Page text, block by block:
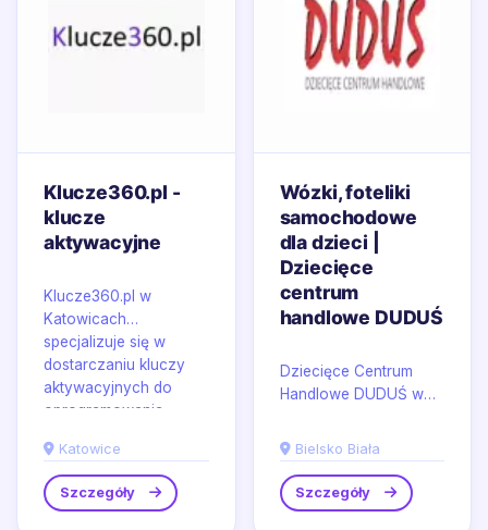
Klucze360.pl -
klucze
aktywacyjne
Klucze360.pl w
Katowicach
specjalizuje się w
dostarczaniu kluczy
aktywacyjnych do
oprogramowania
Katowice
Szczegóły
Wózki, foteliki
samochodowe
dla dzieci |
Dziecięce
centrum
handlowe DUDUŚ
Dziecięce Centrum
Handlowe DUDUŚ w
kompleksową gamę
artykułów dla
dziecka,...
Bielsko Biała
Szczegóły